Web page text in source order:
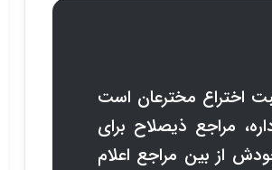
اختراع مخترعان است
مراجع ذیصلاح برای
از بین مراجع اعلام